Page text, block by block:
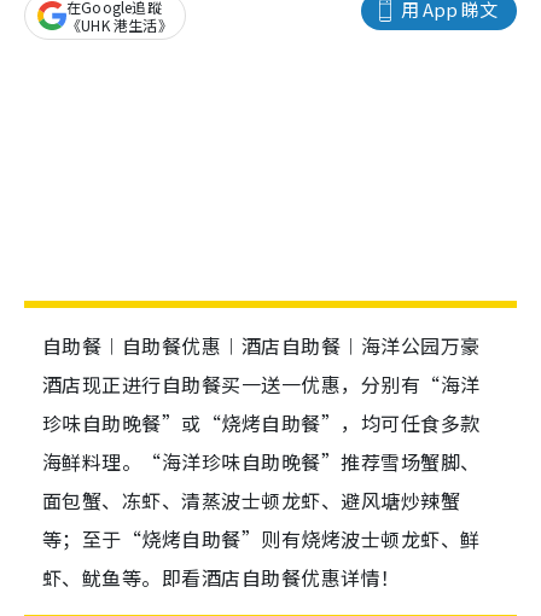
用 App 睇文
在Google追蹤
《UHK 港生活》
自助餐︱自助餐优惠︱酒店自助餐︱海洋公园万豪
酒店现正进行自助餐买一送一优惠，分别有“海洋
珍味自助晚餐”或“烧烤自助餐”，均可任食多款
海鲜料理。“海洋珍味自助晚餐”推荐雪场蟹脚、
面包蟹、冻虾、清蒸波士顿龙虾、避风塘炒辣蟹
等；至于“烧烤自助餐”则有烧烤波士顿龙虾、鲜
虾、鱿鱼等。即看酒店自助餐优惠详情！